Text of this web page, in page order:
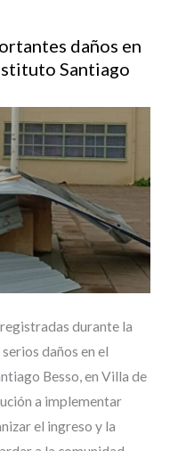
daños en
Santiago
durante la
daños en el
Besso, en Villa de
a implementar
el ingreso y la